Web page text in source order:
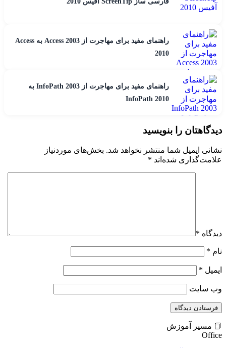
راهنمای مفید برای مهاجرت از Access 2003 به Access
2010
راهنمای مفید برای مهاجرت از InfoPath 2003 به
InfoPath 2010
دیدگاهتان را بنویسید
نشانی ایمیل شما منتشر نخواهد شد. بخش‌های موردنیاز
علامت‌گذاری شده‌اند *
دیدگاه *
نام *
ایمیل *
وب‌ سایت
📘 مسیر آموزش
Office